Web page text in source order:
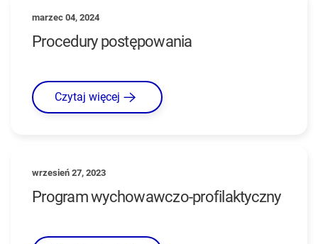
marzec 04, 2024
Procedury postępowania
Czytaj więcej
wrzesień 27, 2023
Program wychowawczo-profilaktyczny